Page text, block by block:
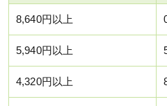
8,640円以上
5,940円以上
4,320円以上